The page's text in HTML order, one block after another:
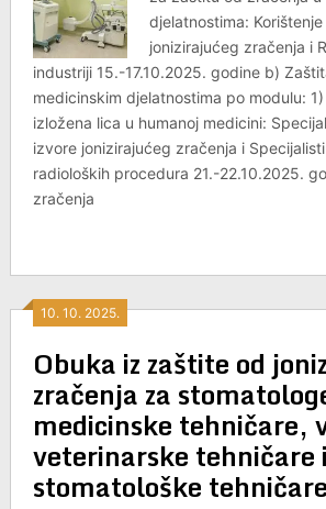
djelatnostima:
jonizirajućeg zračenja i
industriji 15.-17.10.2025. godine b)
medicinskim djelatnostima po modulu:
izložena lica u humanoj medicini:
izvore jonizirajućeg zračenja i
radioloških procedura 21.-22.10.2025.
zračenja
10. 10. 2025.
Obuka iz zaštite od
zračenja za
medicinske tehničare,
veterinarske tehničare i
stomatološke tehničare